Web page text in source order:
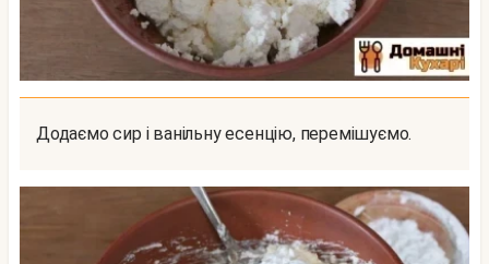
Додаємо сир і ванільну есенцію, перемішуємо.